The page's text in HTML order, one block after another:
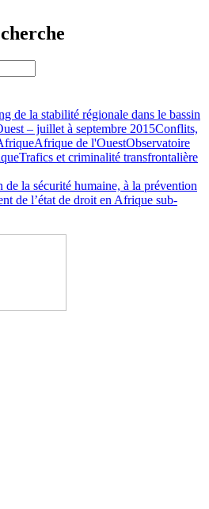
de la stabilité régionale dans le bassin
– juillet à septembre 2015Conflits,
Afrique de l'OuestObservatoire
Trafics et criminalité transfrontalière
la sécurité humaine, à la prévention
de l’état de droit en Afrique sub-